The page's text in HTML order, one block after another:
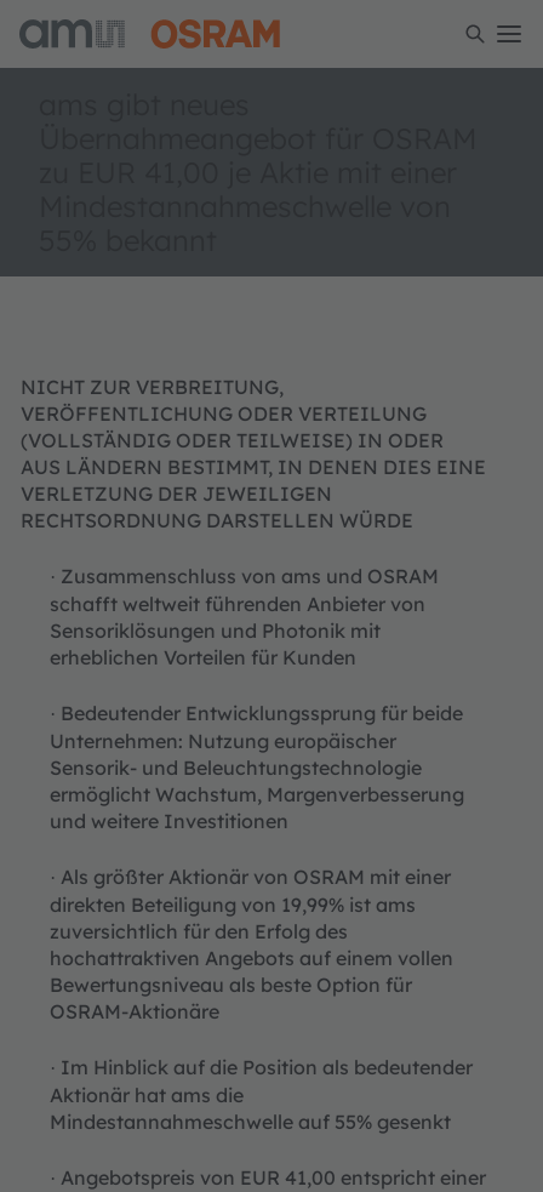
NICHT ZUR VERBREITUNG,
VERÖFFENTLICHUNG ODER VERTEILUNG
(VOLLSTÄNDIG ODER TEILWEISE) IN ODER
AUS LÄNDERN BESTIMMT, IN DENEN DIES EINE
VERLETZUNG DER JEWEILIGEN
RECHTSORDNUNG DARSTELLEN WÜRDE
· Zusammenschluss von ams und OSRAM
schafft weltweit führenden Anbieter von
Sensoriklösungen und Photonik mit
erheblichen Vorteilen für Kunden
· Bedeutender Entwicklungssprung für beide
Unternehmen: Nutzung europäischer
Sensorik- und Beleuchtungstechnologie
ermöglicht Wachstum, Margenverbesserung
und weitere Investitionen
· Als größter Aktionär von OSRAM mit einer
direkten Beteiligung von 19,99% ist ams
zuversichtlich für den Erfolg des
hochattraktiven Angebots auf einem vollen
Bewertungsniveau als beste Option für
OSRAM-Aktionäre
· Im Hinblick auf die Position als bedeutender
Aktionär hat ams die
Mindestannahmeschwelle auf 55% gesenkt
· Angebotspreis von EUR 41,00 entspricht einer